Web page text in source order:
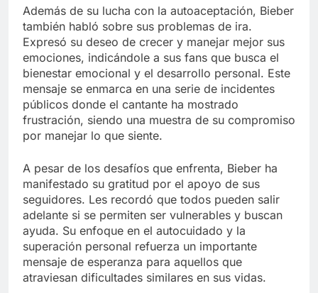
Además de su lucha con la autoaceptación, Bieber
también habló sobre sus problemas de ira.
Expresó su deseo de crecer y manejar mejor sus
emociones, indicándole a sus fans que busca el
bienestar emocional y el desarrollo personal. Este
mensaje se enmarca en una serie de incidentes
públicos donde el cantante ha mostrado
frustración, siendo una muestra de su compromiso
por manejar lo que siente.
A pesar de los desafíos que enfrenta, Bieber ha
manifestado su gratitud por el apoyo de sus
seguidores. Les recordó que todos pueden salir
adelante si se permiten ser vulnerables y buscan
ayuda. Su enfoque en el autocuidado y la
superación personal refuerza un importante
mensaje de esperanza para aquellos que
atraviesan dificultades similares en sus vidas.